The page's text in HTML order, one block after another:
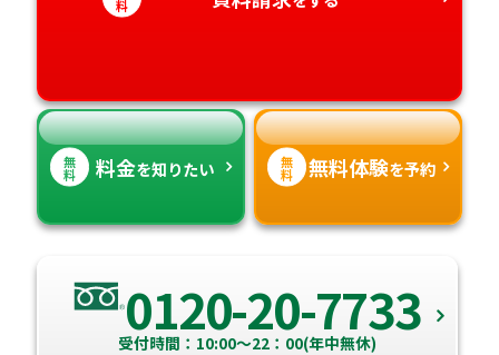
静岡県
和歌山県
徳島県
愛媛県
高知県
大分県
鹿児島県
料
無
料 料金を知りたい 無
料 無料体験を予約
0120-20-7733
受付時間：10:00～22：00(年中無休)